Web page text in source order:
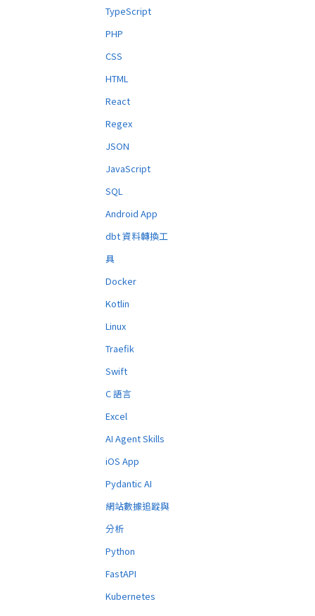
TypeScript
PHP
CSS
HTML
React
Regex
JSON
JavaScript
SQL
Android App
dbt 資料轉換工
具
Docker
Kotlin
Linux
Traefik
Swift
C 語言
Excel
AI Agent Skills
iOS App
Pydantic AI
網站數據追蹤與
分析
Python
FastAPI
Kubernetes